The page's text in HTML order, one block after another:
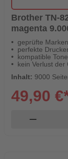
Brother TN-
magenta
geprüfte
perfekte
kompatible
kein Verlust der
Inhalt: 9000
49,90
remove